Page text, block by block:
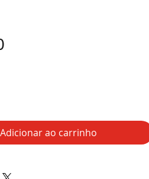
Preço
Adicionar ao carrinho